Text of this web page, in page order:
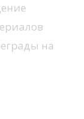
на